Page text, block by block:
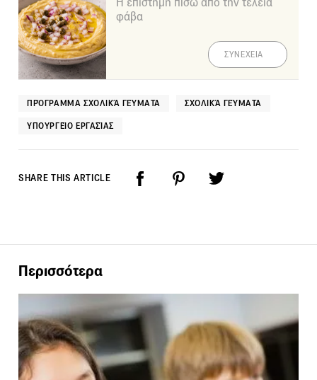
φάβα
ΣΥΝΕΧΕΙΑ
ΠΡΌΓΡΑΜΜΑ ΣΧΟΛΙΚΆ ΓΕΎΜΑΤΑ ΣΧΟΛΙΚΆ ΓΕΎΜΑΤΑ
ΥΠΟΥΡΓΕΊΟ ΕΡΓΑΣΊΑΣ
SHARE THIS ARTICLE
Περισσότερα